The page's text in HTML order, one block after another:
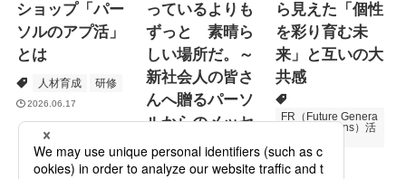
ショップ「パー
ソルのアプ活」
とは
人材育成 研修
2026.06.17
っているよりも
ずっと 素晴ら
しい場所だ。～
新社会人の皆さ
んへ贈るパーソ
ルからのメッセ
ージ
プロモーション
ら見えた「個性
を彩り育む未
来」と互いの大
共感
FR（Future Genera
tions Relations）活
次世代育成